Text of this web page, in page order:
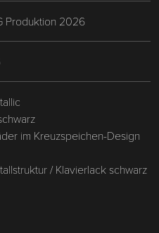
Produktion 2026
im Kreuzspeichen-Design
/ Klavierlack schwarz